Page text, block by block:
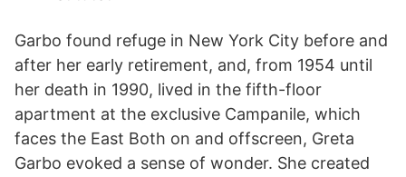
Garbo found refuge in New York City before and
after her early retirement, and, from 1954 until
her death in 1990, lived in the fifth-floor
apartment at the exclusive Campanile, which
faces the East Both on and offscreen, Greta
Garbo evoked a sense of wonder. She created